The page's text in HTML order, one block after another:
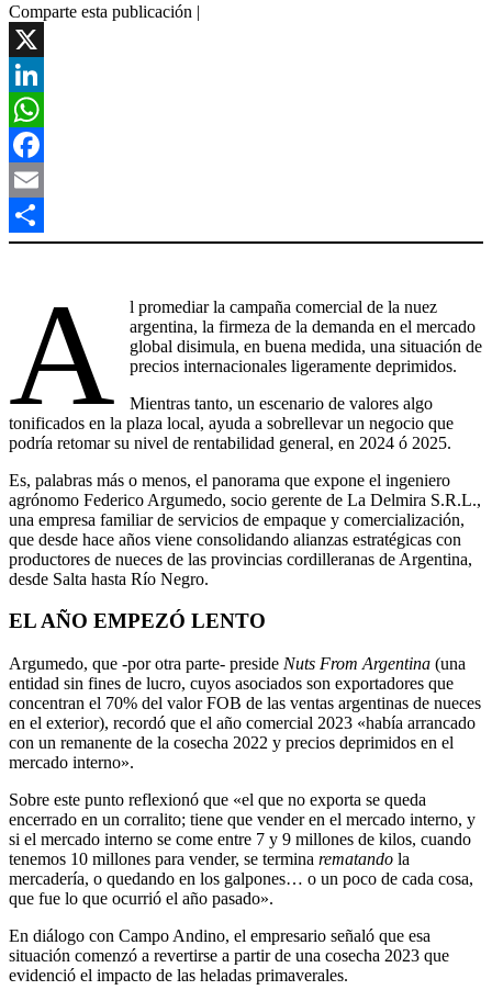
Comparte esta publicación |
X
LinkedIn
WhatsApp
Facebook
Email
Compartir
A
l promediar la campaña comercial de la nuez
argentina, la firmeza de la demanda en el mercado
global disimula, en buena medida, una situación de
precios internacionales ligeramente deprimidos.
Mientras tanto, un escenario de valores algo
tonificados en la plaza local, ayuda a sobrellevar un negocio que
podría retomar su nivel de rentabilidad general, en 2024 ó 2025.
Es, palabras más o menos, el panorama que expone el ingeniero
agrónomo Federico Argumedo, socio gerente de La Delmira S.R.L.,
una empresa familiar de servicios de empaque y comercialización,
que desde hace años viene consolidando alianzas estratégicas con
productores de nueces de las provincias cordilleranas de Argentina,
desde Salta hasta Río Negro.
EL AÑO EMPEZÓ LENTO
Argumedo, que -por otra parte- preside Nuts From Argentina (una
entidad sin fines de lucro, cuyos asociados son exportadores que
concentran el 70% del valor FOB de las ventas argentinas de nueces
en el exterior), recordó que el año comercial 2023 «había arrancado
con un remanente de la cosecha 2022 y precios deprimidos en el
mercado interno».
Sobre este punto reflexionó que «el que no exporta se queda
encerrado en un corralito; tiene que vender en el mercado interno, y
si el mercado interno se come entre 7 y 9 millones de kilos, cuando
tenemos 10 millones para vender, se termina rematando la
mercadería, o quedando en los galpones… o un poco de cada cosa,
que fue lo que ocurrió el año pasado».
En diálogo con Campo Andino, el empresario señaló que esa
situación comenzó a revertirse a partir de una cosecha 2023 que
evidenció el impacto de las heladas primaverales.